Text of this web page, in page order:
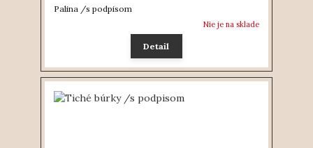
Palina /s podpisom
Nie je na sklade
Detail